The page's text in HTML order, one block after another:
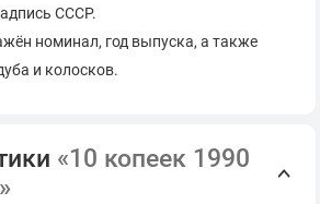
СССР.
номинал, год выпуска, а также
и колосков.
«10 копеек 1990